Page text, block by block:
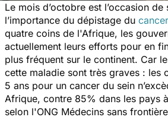
Le mois d’octobre est l’occasion de
l’importance du dépistage du
quatre coins de l'Afrique, les
actuellement leurs efforts pour en
plus fréquent sur le continent. Car
cette maladie sont très graves : les
5 ans pour un cancer du sein
Afrique, contre 85% dans les pays
selon l'ONG Médecins sans